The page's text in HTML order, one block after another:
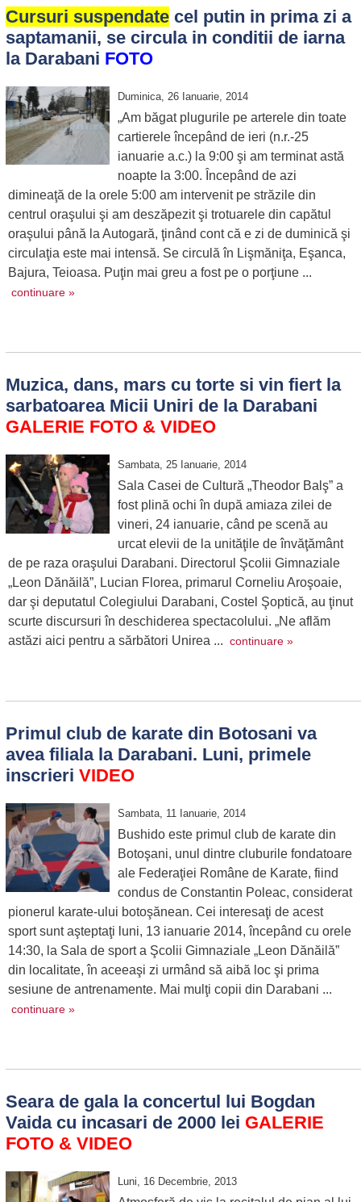
Cursuri suspendatecel putin in prima zi a
saptamanii, se circula in conditii de iarna
la Darabani FOTO
Duminica, 26 Ianuarie, 2014
„Am băgat plugurile pe arterele din toate
cartierele începând de ieri (n.r.-25
ianuarie a.c.) la 9:00 şi am terminat astă
noapte la 3:00. Începând de azi
dimineaţă de la orele 5:00 am intervenit pe străzile din
centrul oraşului şi am deszăpezit şi trotuarele din capătul
oraşului până la Autogară, ţinând cont că e zi de duminică şi
circulaţia este mai intensă. Se circulă în Lişmăniţa, Eşanca,
Bajura, Teioasa. Puţin mai greu a fost pe o porţiune ...
continuare »
Muzica, dans, mars cu torte si vin fiert la
sarbatoarea Micii Uniri de la Darabani
GALERIE FOTO & VIDEO
Sambata, 25 Ianuarie, 2014
Sala Casei de Cultură „Theodor Balş” a
fost plină ochi în după amiaza zilei de
vineri, 24 ianuarie, când pe scenă au
urcat elevii de la unităţile de învăţământ
de pe raza oraşului Darabani. Directorul Şcolii Gimnaziale
„Leon Dănăilă”, Lucian Florea, primarul Corneliu Aroşoaie,
dar şi deputatul Colegiului Darabani, Costel Şoptică, au ţinut
scurte discursuri în deschiderea spectacolului. „Ne aflăm
astăzi aici pentru a sărbători Unirea ... continuare »
Primul club de karate din Botosani va
avea filiala la Darabani. Luni, primele
inscrieri VIDEO
Sambata, 11 Ianuarie, 2014
Bushido este primul club de karate din
Botoşani, unul dintre cluburile fondatoare
ale Federaţiei Române de Karate, fiind
condus de Constantin Poleac, considerat
pionerul karate-ului botoşănean. Cei interesaţi de acest
sport sunt aşteptaţi luni, 13 ianuarie 2014, începând cu orele
14:30, la Sala de sport a Şcolii Gimnaziale „Leon Dănăilă”
din localitate, în aceeaşi zi urmând să aibă loc şi prima
sesiune de antrenamente. Mai mulţi copii din Darabani ...
continuare »
Seara de gala la concertul lui Bogdan
Vaida cu incasari de 2000 lei GALERIE
FOTO & VIDEO
Luni, 16 Decembrie, 2013